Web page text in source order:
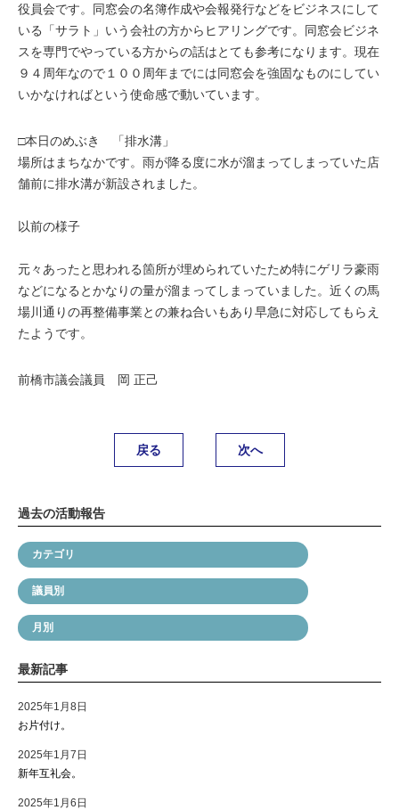
役員会です。同窓会の名簿作成や会報発行などをビジネスにして
いる「サラト」いう会社の方からヒアリングです。同窓会ビジネ
スを専門でやっている方からの話はとても参考になります。現在
９４周年なので１００周年までには同窓会を強固なものにしてい
いかなければという使命感で動いています。
□本日のめぶき 「排水溝」
場所はまちなかです。雨が降る度に水が溜まってしまっていた店
舗前に排水溝が新設されました。
以前の様子
元々あったと思われる箇所が埋められていたため特にゲリラ豪雨
などになるとかなりの量が溜まってしまっていました。近くの馬
場川通りの再整備事業との兼ね合いもあり早急に対応してもらえ
たようです。
前橋市議会議員 岡 正己
戻る 次へ
過去の活動報告
最新記事
2025年1月8日
お片付け。
2025年1月7日
新年互礼会。
2025年1月6日